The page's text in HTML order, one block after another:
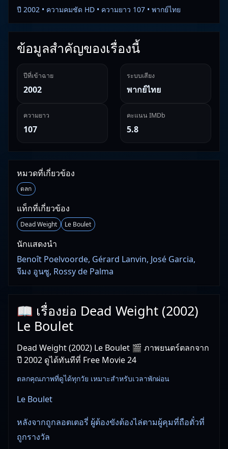
ปี 2002 • ความคมชัด HD • ความยาว 107 • พากย์ไทย
ข้อมูลสำคัญของเรื่องนี้
ปีที่เข้าฉาย
2002
ระบบเสียง
พากย์ไทย
ความยาว
107
คะแนน IMDb
5.8
หมวดที่เกี่ยวข้อง
ตลก
แท็กที่เกี่ยวข้อง
Dead Weight Le Boulet
นักแสดงนำ
Benoît Poelvoorde, Gérard Lanvin, José Garcia,
จีมง อูนซู, Rossy de Palma
📖 เรื่องย่อ Dead Weight (2002)
Le Boulet
Dead Weight (2002) Le Boulet 🎬 ภาพยนตร์ตลกจาก
ปี 2002 ดูได้ทันทีที่ Free Movie 24
ตลกคุณภาพที่ดูได้ทุกวัย เหมาะสำหรับเวลาพักผ่อน
Le Boulet
หลังจากถูกลอตเตอรี่ ผู้ต้องขังต้องไล่ตามผู้คุมที่ถือตั๋วที่
ถูกรางวัล